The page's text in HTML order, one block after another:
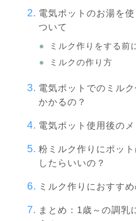
電気ポットのお湯を
ついて
ミルク作りをする前
ミルクの作り方
電気ポットでのミル
かかるの？
電気ポット使用後の
粉ミルク作りにポッ
したらいいの？
ミルク作りにおすす
まとめ：1歳～の調乳